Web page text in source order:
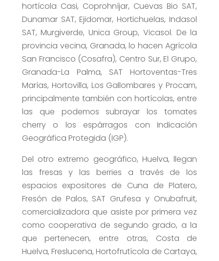
hortícola Casi, Coprohníjar, Cuevas Bio SAT,
Dunamar SAT, Ejidomar, Hortichuelas, Indasol
SAT, Murgiverde, Unica Group, Vicasol. De la
provincia vecina, Granada, lo hacen Agrícola
San Francisco (Cosafra), Centro Sur, El Grupo,
Granada-La Palma, SAT Hortoventas-Tres
Marías, Hortovilla, Los Gallombares y Procam,
principalmente también con hortícolas, entre
las que podemos subrayar los tomates
cherry o los espárragos con Indicación
Geográfica Protegida (IGP).
Del otro extremo geográfico, Huelva, llegan
las fresas y las berries a través de los
espacios expositores de Cuna de Platero,
Fresón de Palos, SAT Grufesa y Onubafruit,
comercializadora que asiste por primera vez
como cooperativa de segundo grado, a la
que pertenecen, entre otras, Costa de
Huelva, Freslucena, Hortofrutícola de Cartaya,